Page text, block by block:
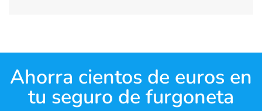
Ahorra cientos de euros en
tu seguro de furgoneta